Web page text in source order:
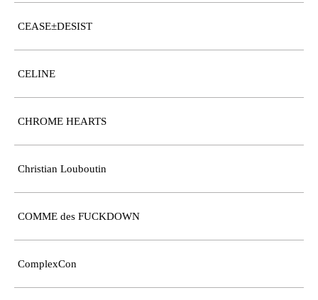
CEASE±DESIST
CELINE
CHROME HEARTS
Christian Louboutin
COMME des FUCKDOWN
ComplexCon